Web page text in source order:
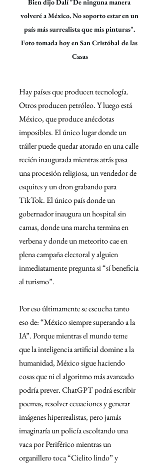
Bien dijo Dalí "De ninguna manera
volveré a México. No soporto estar en un
país más surrealista que mis pinturas".
Foto tomada hoy en San Cristóbal de las
Casas
Hay países que producen tecnología.
Otros producen petróleo. Y luego está
México, que produce anécdotas
imposibles. El único lugar donde un
tráiler puede quedar atorado en una calle
recién inaugurada mientras atrás pasa
una procesión religiosa, un vendedor de
esquites y un dron grabando para
TikTok. El único país donde un
gobernador inaugura un hospital sin
camas, donde una marcha termina en
verbena y donde un meteorito cae en
plena campaña electoral y alguien
inmediatamente pregunta si “sí beneficia
al turismo”.
Por eso últimamente se escucha tanto
eso de: “México siempre superando a la
IA”. Porque mientras el mundo teme
que la inteligencia artificial domine a la
humanidad, México sigue haciendo
cosas que ni el algoritmo más avanzado
podría prever. ChatGPT podrá escribir
poemas, resolver ecuaciones y generar
imágenes hiperrealistas, pero jamás
imaginaría un policía escoltando una
vaca por Periférico mientras un
organillero toca “Cielito lindo” y